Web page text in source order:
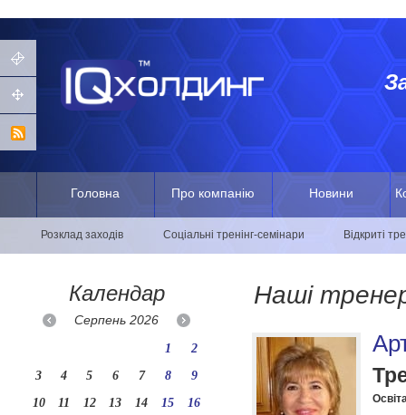
Головна Про компанію Новини
Розклад заходів Соціальні тренінг-семінари Відкриті
Календар
Серпень2026
1
2
3
4 5 6 7 8
9
10
11 12 13 14 15
16
Наші